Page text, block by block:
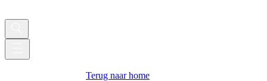
Terug naar home